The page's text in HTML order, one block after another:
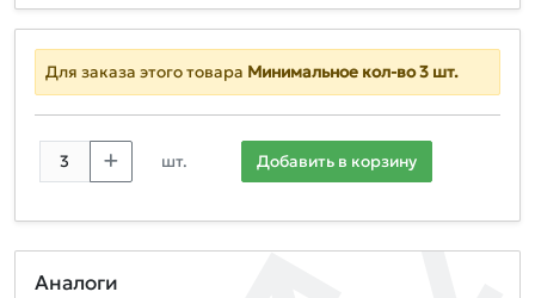
Для заказа этого товара Минимальное кол-во 3 шт.
шт. Добавить в корзину
Аналоги